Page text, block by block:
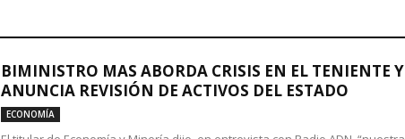
BIMINISTRO MAS ABORDA CRISIS EN EL TENIENTE Y
ANUNCIA REVISIÓN DE ACTIVOS DEL ESTADO
ECONOMÍA